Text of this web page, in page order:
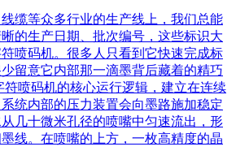
缆等众多行业的生产线上，我们总能
的生产日期、批次编号，这些标识大
喷码机。很多人只看到它快速完成标
留意它内部那一滴墨背后藏着的精巧
符喷码机的核心运行逻辑，建立在连续
统内部的压力装置会向墨路施加稳定
几十微米孔径的喷嘴中匀速流出，形
线。在喷嘴的上方，一枚高精度的晶